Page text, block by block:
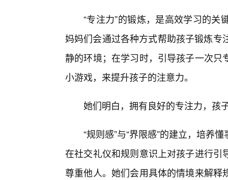
“专注力”的锻炼，是高效学习的
妈妈们会通过各种方式帮助孩子锻炼
静的环境；在学习时，引导孩子一次
小游戏，来提升孩子的注意力。
她们明白，拥有良好的专注力，孩
“规则感”与“界限感”的建立，培养
在社交礼仪和规则意识上对孩子进行
尊重他人。她们会用具体的情境来解